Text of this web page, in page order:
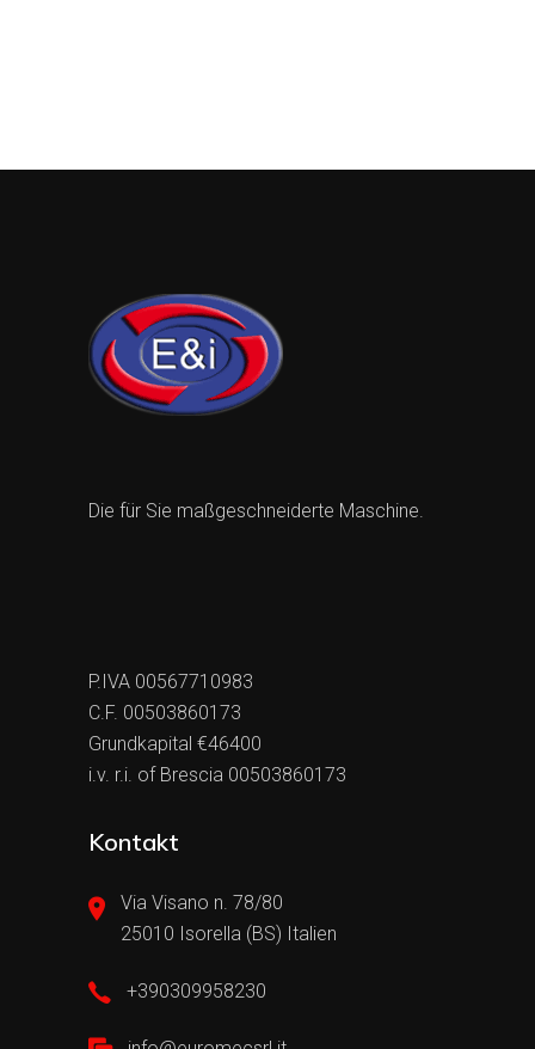
Die für Sie maßgeschneiderte Maschine.
P.IVA 00567710983
C.F. 00503860173
Grundkapital €46400
i.v. r.i. of Brescia 00503860173
Kontakt
Via Visano n. 78/80
25010 Isorella (BS) Italien
+390309958230